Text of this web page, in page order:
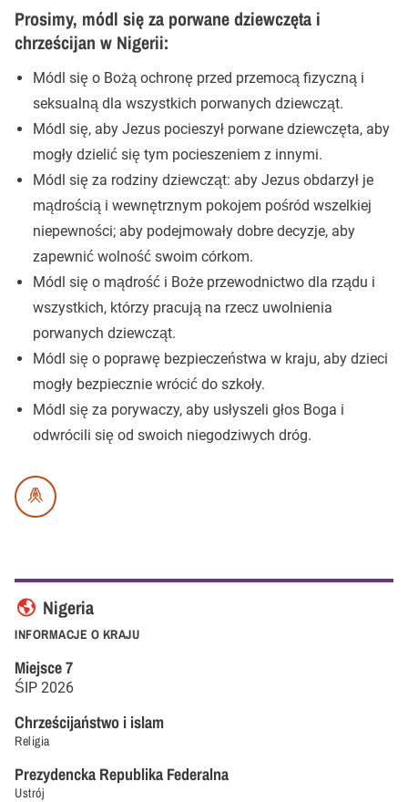
Prosimy, módl się za porwane dziewczęta i
chrześcijan w Nigerii:
Módl się o Bożą ochronę przed przemocą fizyczną i
seksualną dla wszystkich porwanych dziewcząt.
Módl się, aby Jezus pocieszył porwane dziewczęta, aby
mogły dzielić się tym pocieszeniem z innymi.
Módl się za rodziny dziewcząt: aby Jezus obdarzył je
mądrością i wewnętrznym pokojem pośród wszelkiej
niepewności; aby podejmowały dobre decyzje, aby
zapewnić wolność swoim córkom.
Módl się o mądrość i Boże przewodnictwo dla rządu i
wszystkich, którzy pracują na rzecz uwolnienia
porwanych dziewcząt.
Módl się o poprawę bezpieczeństwa w kraju, aby dzieci
mogły bezpiecznie wrócić do szkoły.
Módl się za porywaczy, aby usłyszeli głos Boga i
odwrócili się od swoich niegodziwych dróg.
INFORMACJE O KRAJU
Nigeria
Miejsce7
ŚIP 2026
Religia
Chrześcijaństwo i islam
Ustrój
Prezydencka Republika Federalna